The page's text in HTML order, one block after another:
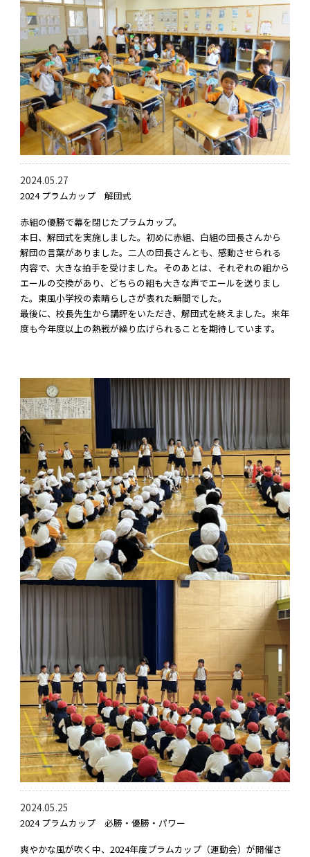
2024.05.27
2024 プラムカップ 解団式
赤組の優勝で幕を閉じたプラムカップ。
本日、解団式を実施しました。初めに赤組、白組の団長さんから
解団の言葉がありました。二人の団長さんとも、感動させられる
内容で、大きな拍手を受けました。そのあとは、それぞれの組から
エールの交換があり、どちらの組も大きな声でエールを送りまし
た。東風小学校の素晴らしさが表れた瞬間でした。
最後に、校長先生から講評をいただき、解団式を終えました。来年
度も今年度以上の熱戦が繰り広げられることを期待しています。
2024.05.25
2024 プラムカップ 必勝・優勝・パワー
爽やかな風が吹く中、2024年度プラムカップ（運動会）が開催さ